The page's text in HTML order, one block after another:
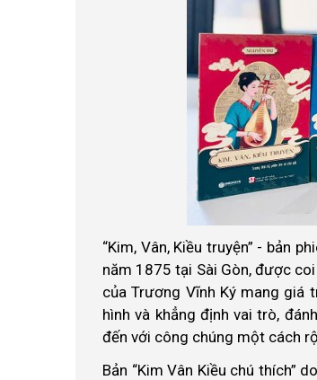
“Kim, Vân, Kiều truyện” - bản
năm 1875 tại Sài Gòn, được
của Trương Vĩnh Ký mang
hình và khẳng định vai trò,
đến với công chúng một cách
Bản “Kim Vân Kiều chú thích”